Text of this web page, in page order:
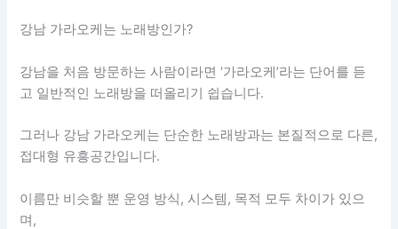
강남 가라오케는 노래방인가?
강남을 처음 방문하는 사람이라면 ‘가라오케’라는 단어를 듣
고 일반적인 노래방을 떠올리기 쉽습니다.
그러나 강남 가라오케는 단순한 노래방과는 본질적으로 다른,
접대형 유흥공간입니다.
이름만 비슷할 뿐 운영 방식, 시스템, 목적 모두 차이가 있으
며,